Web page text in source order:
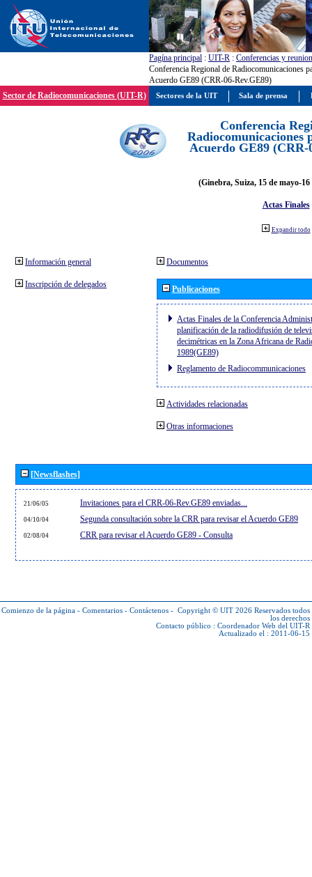
Pagína principal : UIT-R : Conferencias y
Conferencia Regional de Radiocomunicaciones
Acuerdo GE89 (CRR-06-Rev.GE89)
Sector de Radiocomunicaciones (UIT-R)
Conferencia
Radiocomunicaciones
Acuerdo GE89 (CRR-
(Ginebra, Suiza, 15 de mayo-
Actas Finales
Expandir todo
Información general
Inscripción de delegados
Documentos
Publicaciones
Actas Finales de la Conferencia
planificación de la radiodifusión de
decimétricas en la Zona Africana de
1989(GE89)
Reglamento de Radiocommunicaciones
Actividades relacionadas
Otras informaciones
[Newsflashes]
21/06/05 Invitaciones para el CRR-06-Rev.GE89 enviadas...
04/10/04 Segunda consultación sobre la CRR para revisar el Acuerdo GE89
02/08/04 CRR para revisar el Acuerdo GE89 - Consulta
Comienzo de la página - Comentarios - Contáctenos - Copyright © UIT 2026 Reservados todos
los derechos
Contacto público : Coordenador Web del UIT-R
Actualizado el : 2011-06-15
Sectores de la UIT Sala de prensa